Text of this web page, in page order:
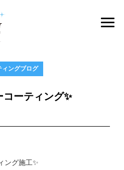
ィングブログ
ーティング✨
ング施工✨